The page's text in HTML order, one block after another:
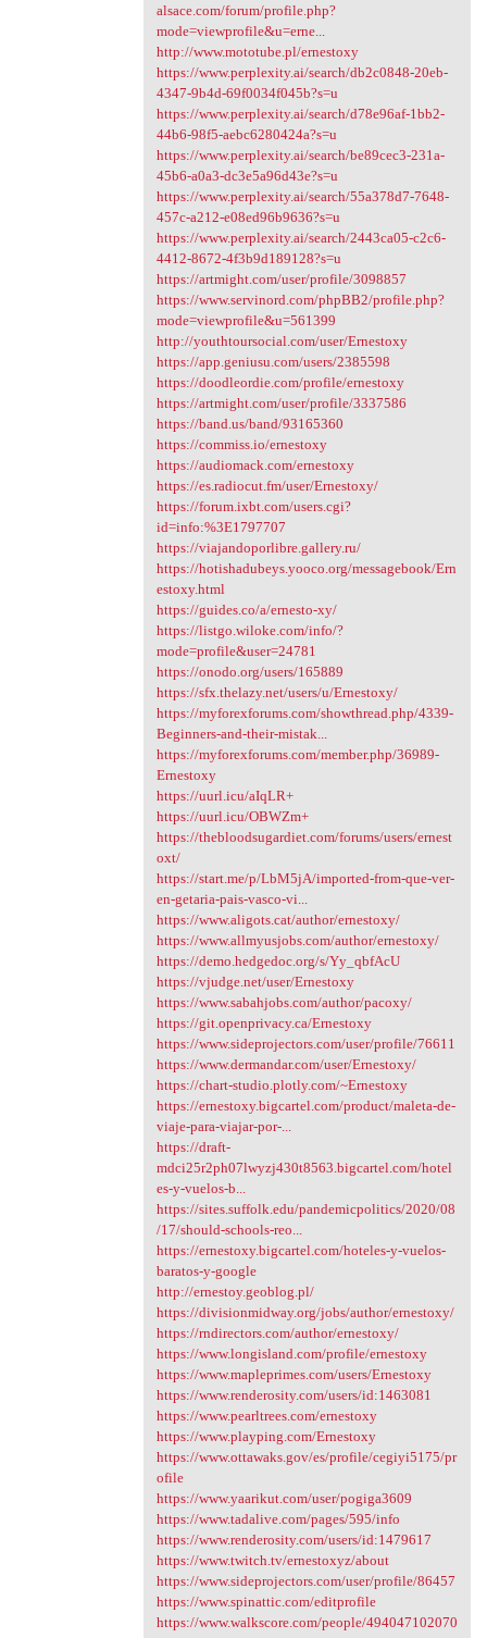
alsace.com/forum/profile.php?
mode=viewprofile&u=erne...
http://www.mototube.pl/ernestoxy
https://www.perplexity.ai/search/db2c0848-20eb-
4347-9b4d-69f0034f045b?s=u
https://www.perplexity.ai/search/d78e96af-1bb2-
44b6-98f5-aebc6280424a?s=u
https://www.perplexity.ai/search/be89cec3-231a-
45b6-a0a3-dc3e5a96d43e?s=u
https://www.perplexity.ai/search/55a378d7-7648-
457c-a212-e08ed96b9636?s=u
https://www.perplexity.ai/search/2443ca05-c2c6-
4412-8672-4f3b9d189128?s=u
https://artmight.com/user/profile/3098857
https://www.servinord.com/phpBB2/profile.php?
mode=viewprofile&u=561399
http://youthtoursocial.com/user/Ernestoxy
https://app.geniusu.com/users/2385598
https://doodleordie.com/profile/ernestoxy
https://artmight.com/user/profile/3337586
https://band.us/band/93165360
https://commiss.io/ernestoxy
https://audiomack.com/ernestoxy
https://es.radiocut.fm/user/Ernestoxy/
https://forum.ixbt.com/users.cgi?
id=info:%3E1797707
https://viajandoporlibre.gallery.ru/
https://hotishadubeys.yooco.org/messagebook/Ern
estoxy.html
https://guides.co/a/ernesto-xy/
https://listgo.wiloke.com/info/?
mode=profile&user=24781
https://onodo.org/users/165889
https://sfx.thelazy.net/users/u/Ernestoxy/
https://myforexforums.com/showthread.php/4339-
Beginners-and-their-mistak...
https://myforexforums.com/member.php/36989-
Ernestoxy
https://uurl.icu/aIqLR+
https://uurl.icu/OBWZm+
https://thebloodsugardiet.com/forums/users/ernest
oxt/
https://start.me/p/LbM5jA/imported-from-que-ver-
en-getaria-pais-vasco-vi...
https://www.aligots.cat/author/ernestoxy/
https://www.allmyusjobs.com/author/ernestoxy/
https://demo.hedgedoc.org/s/Yy_qbfAcU
https://vjudge.net/user/Ernestoxy
https://www.sabahjobs.com/author/pacoxy/
https://git.openprivacy.ca/Ernestoxy
https://www.sideprojectors.com/user/profile/76611
https://www.dermandar.com/user/Ernestoxy/
https://chart-studio.plotly.com/~Ernestoxy
https://ernestoxy.bigcartel.com/product/maleta-de-
viaje-para-viajar-por-...
https://draft-
mdci25r2ph07lwyzj430t8563.bigcartel.com/hotel
es-y-vuelos-b...
https://sites.suffolk.edu/pandemicpolitics/2020/08
/17/should-schools-reo...
https://ernestoxy.bigcartel.com/hoteles-y-vuelos-
baratos-y-google
http://ernestoy.geoblog.pl/
https://divisionmidway.org/jobs/author/ernestoxy/
https://rndirectors.com/author/ernestoxy/
https://www.longisland.com/profile/ernestoxy
https://www.mapleprimes.com/users/Ernestoxy
https://www.renderosity.com/users/id:1463081
https://www.pearltrees.com/ernestoxy
https://www.playping.com/Ernestoxy
https://www.ottawaks.gov/es/profile/cegiyi5175/pr
ofile
https://www.yaarikut.com/user/pogiga3609
https://www.tadalive.com/pages/595/info
https://www.renderosity.com/users/id:1479617
https://www.twitch.tv/ernestoxyz/about
https://www.sideprojectors.com/user/profile/86457
https://www.spinattic.com/editprofile
https://www.walkscore.com/people/494047102070